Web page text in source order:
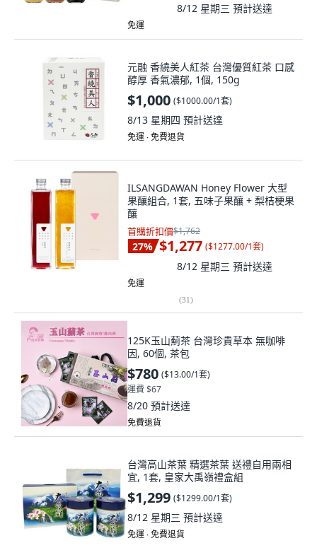
8/12 星期三 預計送達
免運
元融 香繞美人紅茶 台灣優質紅茶 口感
醇厚 香氣濃郁, 1個, 150g
$1,000 ($1000.00/1套)
8/13 星期四 預計送達
免運 ∙ 免費退貨
ILSANGDAWAN Honey Flower 大型
果釀組合, 1套, 五味子果釀 + 梨桔梗果
釀
首購折扣價$1,762
27% $1,277 ($1277.00/1套)
8/12 星期三 預計送達
免運
(31)
125K玉山薊茶 台灣珍貴草本 無咖啡
因, 60個, 茶包
$780 ($13.00/1套)
運費 $67
8/20 預計送達
免費退貨
台灣高山茶葉 精選茶葉 送禮自用兩相
宜, 1套, 皇家大禹嶺禮盒組
$1,299 ($1299.00/1套)
8/12 星期三 預計送達
免運 ∙ 免費退貨